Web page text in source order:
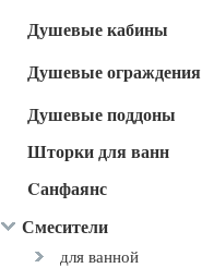
Душевые кабины
Душевые ограждения
Душевые поддоны
Шторки для ванн
Cанфаянс
Смесители
для ванной